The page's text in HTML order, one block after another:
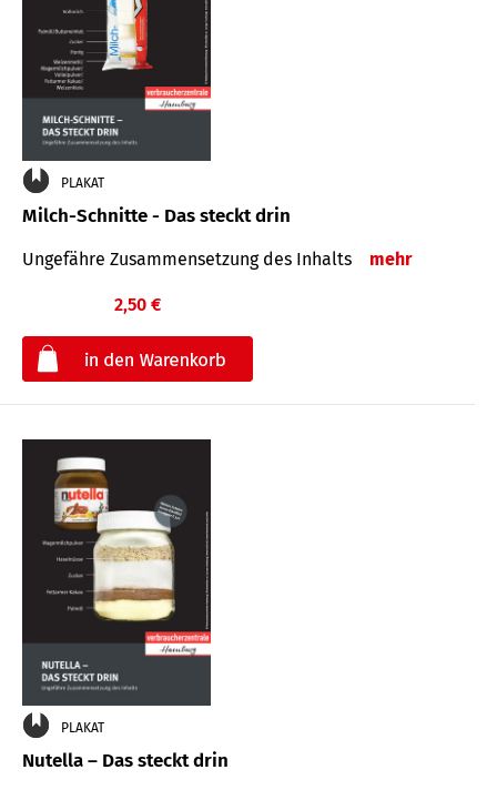
PLAKAT
Milch-Schnitte - Das steckt drin
Ungefähre Zu­sammen­setzung des Inhalts mehr
2,50 €
PLAKAT
Nutella – Das steckt drin